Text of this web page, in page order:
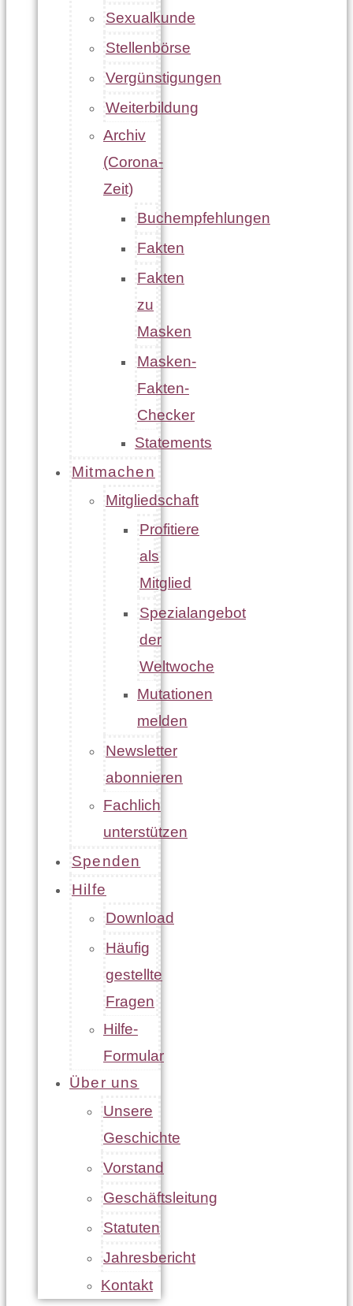
Sexualkunde
Stellenbörse
Vergünstigungen
Weiterbildung
Archiv
(Corona-
Zeit)
Buchempfehlungen
Fakten
Fakten
zu
Masken
Masken-
Fakten-
Checker
Statements
Mitmachen
Mitgliedschaft
Profitiere
als
Mitglied
Spezialangebot
der
Weltwoche
Mutationen
melden
Newsletter
abonnieren
Fachlich
unterstützen
Spenden
Hilfe
Download
Häufig
gestellte
Fragen
Hilfe-
Formular
Über uns
Unsere
Geschichte
Vorstand
Geschäftsleitung
Statuten
Jahresbericht
Kontakt